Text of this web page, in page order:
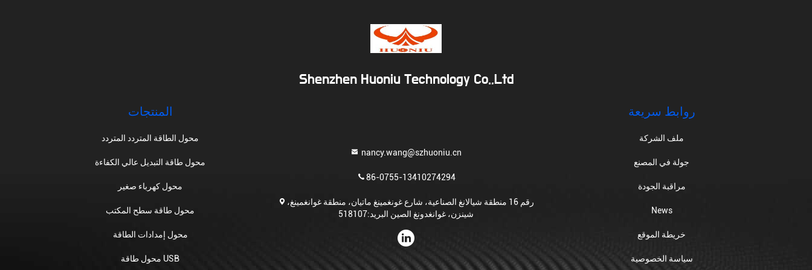
Shenzhen Huoniu Technology Co.,Ltd
المنتجات
محول الطاقة المتردد المتردد
محول طاقة التبديل عالي الكفاءة
محول كهرباء صغير
محول طاقة سطح المكتب
محول إمدادات الطاقة
محول طاقة USB
nancy.wang@szhuoniu.cn
86-0755-13410274294
رقم 16 منطقة شيالانغ الصناعية، شارع غونغمينغ ماتيان، منطقة غوانغمينغ،
شينزن، غوانغدونغ الصين البريد:518107
روابط سريعة
ملف الشركة
جولة في المصنع
مراقبة الجودة
News
خريطة الموقع
سياسة الخصوصية